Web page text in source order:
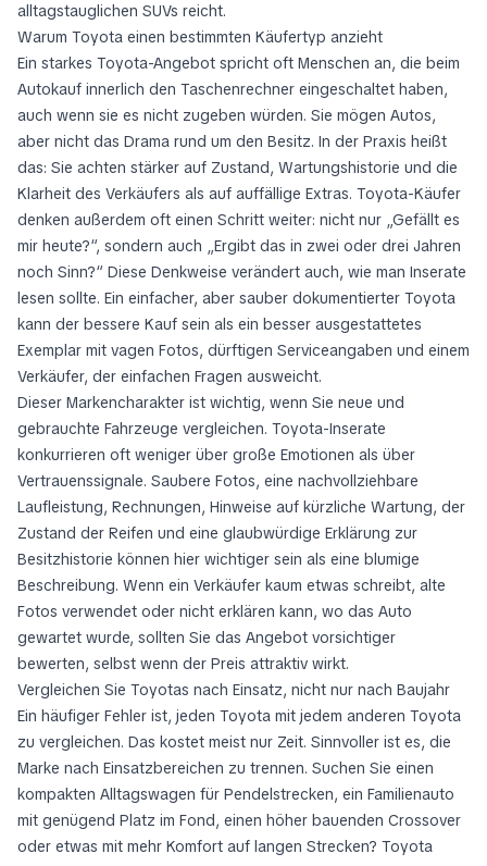
alltagstauglichen SUVs reicht.
Warum Toyota einen bestimmten Käufertyp anzieht
Ein starkes Toyota-Angebot spricht oft Menschen an, die beim
Autokauf innerlich den Taschenrechner eingeschaltet haben,
auch wenn sie es nicht zugeben würden. Sie mögen Autos,
aber nicht das Drama rund um den Besitz. In der Praxis heißt
das: Sie achten stärker auf Zustand, Wartungshistorie und die
Klarheit des Verkäufers als auf auffällige Extras. Toyota-Käufer
denken außerdem oft einen Schritt weiter: nicht nur „Gefällt es
mir heute?“, sondern auch „Ergibt das in zwei oder drei Jahren
noch Sinn?“ Diese Denkweise verändert auch, wie man Inserate
lesen sollte. Ein einfacher, aber sauber dokumentierter Toyota
kann der bessere Kauf sein als ein besser ausgestattetes
Exemplar mit vagen Fotos, dürftigen Serviceangaben und einem
Verkäufer, der einfachen Fragen ausweicht.
Dieser Markencharakter ist wichtig, wenn Sie neue und
gebrauchte Fahrzeuge vergleichen. Toyota-Inserate
konkurrieren oft weniger über große Emotionen als über
Vertrauenssignale. Saubere Fotos, eine nachvollziehbare
Laufleistung, Rechnungen, Hinweise auf kürzliche Wartung, der
Zustand der Reifen und eine glaubwürdige Erklärung zur
Besitzhistorie können hier wichtiger sein als eine blumige
Beschreibung. Wenn ein Verkäufer kaum etwas schreibt, alte
Fotos verwendet oder nicht erklären kann, wo das Auto
gewartet wurde, sollten Sie das Angebot vorsichtiger
bewerten, selbst wenn der Preis attraktiv wirkt.
Vergleichen Sie Toyotas nach Einsatz, nicht nur nach Baujahr
Ein häufiger Fehler ist, jeden Toyota mit jedem anderen Toyota
zu vergleichen. Das kostet meist nur Zeit. Sinnvoller ist es, die
Marke nach Einsatzbereichen zu trennen. Suchen Sie einen
kompakten Alltagswagen für Pendelstrecken, ein Familienauto
mit genügend Platz im Fond, einen höher bauenden Crossover
oder etwas mit mehr Komfort auf langen Strecken? Toyota